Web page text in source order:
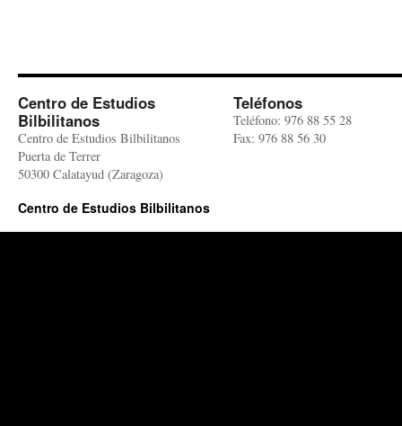
Centro de Estudios
Bilbilitanos
Centro de Estudios Bilbilitanos
Puerta de Terrer
50300 Calatayud (Zaragoza)
Teléfonos
Teléfono: 976 88 55 28
Fax: 976 88 56 30
Centro de Estudios Bilbilitanos